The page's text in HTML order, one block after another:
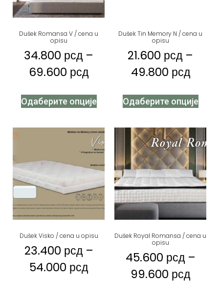
Dušek Romansa V / cena u
opisu
34.800 рсд –
69.600 рсд
Одаберите опције
Dušek Tin Memory N / cena u
opisu
21.600 рсд –
49.800 рсд
Одаберите опције
Dušek Visko / cena u opisu
23.400 рсд –
54.000 рсд
Dušek Royal Romansa / cena u
opisu
45.600 рсд –
99.600 рсд